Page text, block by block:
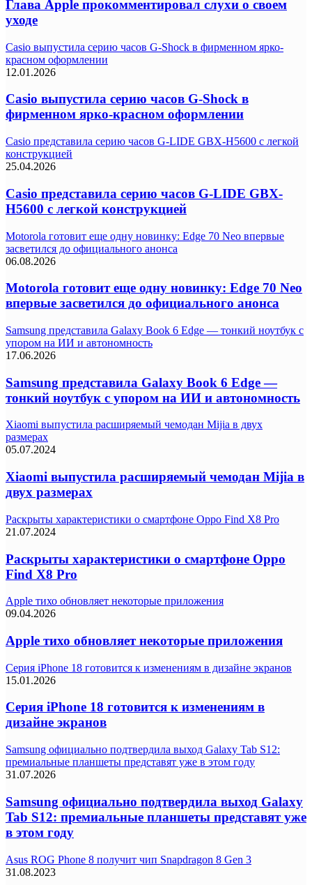
Глава Apple прокомментировал слухи о своем
уходе
Casio выпустила серию часов G-Shock в фирменном ярко-
красном оформлении
12.01.2026
Casio выпустила серию часов G-Shock в
фирменном ярко-красном оформлении
Casio представила серию часов G-LIDE GBX-H5600 с легкой
конструкцией
25.04.2026
Casio представила серию часов G-LIDE GBX-
H5600 с легкой конструкцией
Motorola готовит еще одну новинку: Edge 70 Neo впервые
засветился до официального анонса
06.08.2026
Motorola готовит еще одну новинку: Edge 70 Neo
впервые засветился до официального анонса
Samsung представила Galaxy Book 6 Edge — тонкий ноутбук с
упором на ИИ и автономность
17.06.2026
Samsung представила Galaxy Book 6 Edge —
тонкий ноутбук с упором на ИИ и автономность
Xiaomi выпустила расширяемый чемодан Mijia в двух
размерах
05.07.2024
Xiaomi выпустила расширяемый чемодан Mijia в
двух размерах
Раскрыты характеристики о смартфоне Oppo Find X8 Pro
21.07.2024
Раскрыты характеристики о смартфоне Oppo
Find X8 Pro
Apple тихо обновляет некоторые приложения
09.04.2026
Apple тихо обновляет некоторые приложения
Серия iPhone 18 готовится к изменениям в дизайне экранов
15.01.2026
Серия iPhone 18 готовится к изменениям в
дизайне экранов
Samsung официально подтвердила выход Galaxy Tab S12:
премиальные планшеты представят уже в этом году
31.07.2026
Samsung официально подтвердила выход Galaxy
Tab S12: премиальные планшеты представят уже
в этом году
Asus ROG Phone 8 получит чип Snapdragon 8 Gen 3
31.08.2023